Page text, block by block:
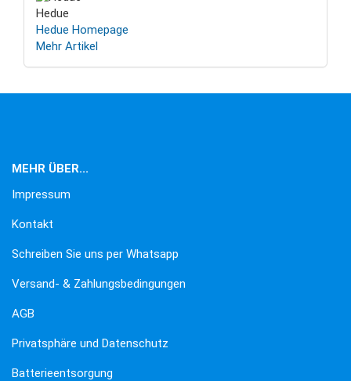
Hedue
Hedue Homepage
Mehr Artikel
MEHR ÜBER...
Impressum
Kontakt
Schreiben Sie uns per Whatsapp
Versand- & Zahlungsbedingungen
AGB
Privatsphäre und Datenschutz
Batterieentsorgung